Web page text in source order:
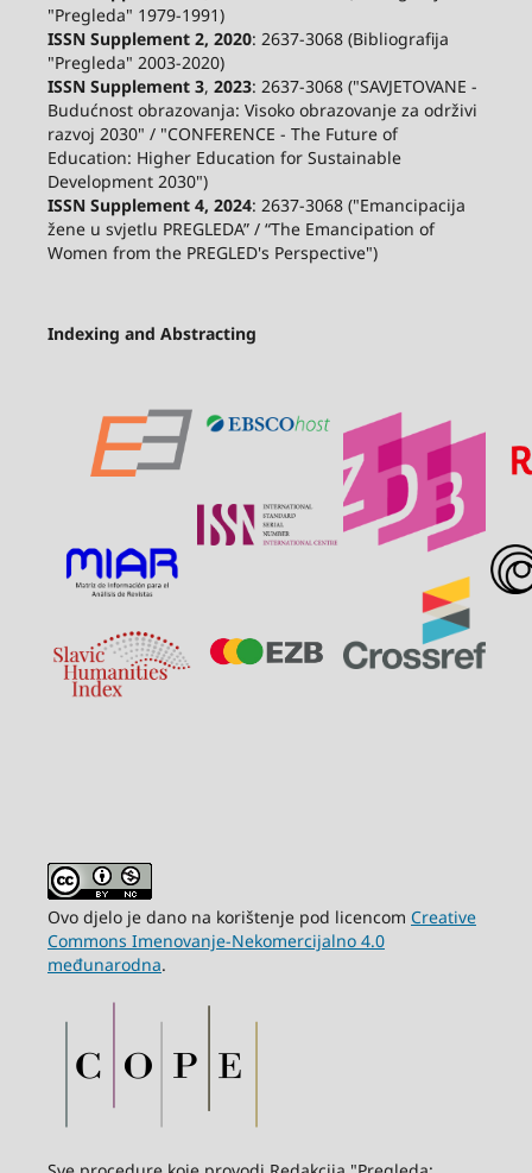
"Pregleda" 1979-1991)
ISSN Supplement 2, 2020: 2637-3068 (Bibliografija
"Pregleda" 2003-2020)
ISSN Supplement 3, 2023: 2637-3068 ("SAVJETOVANE -
Budućnost obrazovanja: Visoko obrazovanje za održivi
razvoj 2030" / "CONFERENCE - The Future of
Education: Higher Education for Sustainable
Development 2030")
ISSN Supplement 4, 2024: 2637-3068 ("Emancipacija
žene u svjetlu PREGLEDA” / “The Emancipation of
Women from the PREGLED's Perspective")
Indexing and Abstracting
Ovo djelo je dano na korištenje pod licencom Creative
Commons Imenovanje-Nekomercijalno 4.0
međunarodna.